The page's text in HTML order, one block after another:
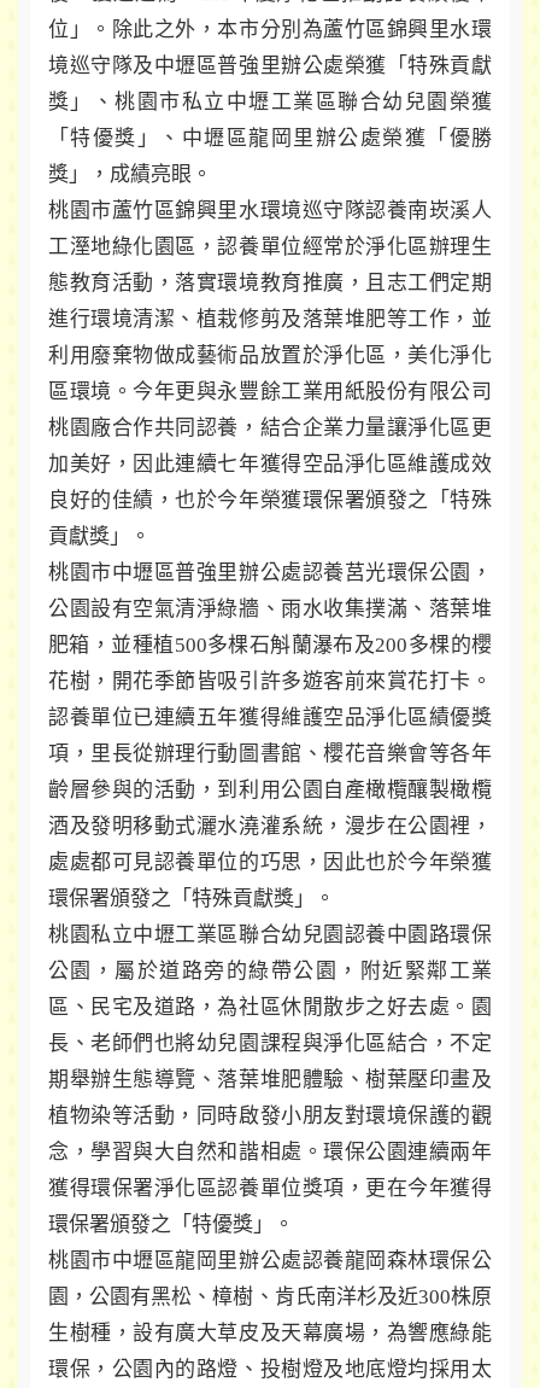
位」。除此之外，本市分別為蘆竹區錦興里水環
境巡守隊及中壢區普強里辦公處榮獲「特殊貢獻
獎」、桃園市私立中壢工業區聯合幼兒園榮獲
「特優獎」、中壢區龍岡里辦公處榮獲「優勝
獎」，成績亮眼。
桃園市蘆竹區錦興里水環境巡守隊認養南崁溪人
工溼地綠化園區，認養單位經常於淨化區辦理生
態教育活動，落實環境教育推廣，且志工們定期
進行環境清潔、植栽修剪及落葉堆肥等工作，並
利用廢棄物做成藝術品放置於淨化區，美化淨化
區環境。今年更與永豐餘工業用紙股份有限公司
桃園廠合作共同認養，結合企業力量讓淨化區更
加美好，因此連續七年獲得空品淨化區維護成效
良好的佳績，也於今年榮獲環保署頒發之「特殊
貢獻獎」。
桃園市中壢區普強里辦公處認養莒光環保公園，
公園設有空氣清淨綠牆、雨水收集撲滿、落葉堆
肥箱，並種植500多棵石斛蘭瀑布及200多棵的櫻
花樹，開花季節皆吸引許多遊客前來賞花打卡。
認養單位已連續五年獲得維護空品淨化區績優獎
項，里長從辦理行動圖書館、櫻花音樂會等各年
齡層參與的活動，到利用公園自產橄欖釀製橄欖
酒及發明移動式灑水澆灌系統，漫步在公園裡，
處處都可見認養單位的巧思，因此也於今年榮獲
環保署頒發之「特殊貢獻獎」。
桃園私立中壢工業區聯合幼兒園認養中園路環保
公園，屬於道路旁的綠帶公園，附近緊鄰工業
區、民宅及道路，為社區休閒散步之好去處。園
長、老師們也將幼兒園課程與淨化區結合，不定
期舉辦生態導覽、落葉堆肥體驗、樹葉壓印畫及
植物染等活動，同時啟發小朋友對環境保護的觀
念，學習與大自然和諧相處。環保公園連續兩年
獲得環保署淨化區認養單位獎項，更在今年獲得
環保署頒發之「特優獎」。
桃園市中壢區龍岡里辦公處認養龍岡森林環保公
園，公園有黑松、樟樹、肯氏南洋杉及近300株原
生樹種，設有廣大草皮及天幕廣場，為響應綠能
環保，公園內的路燈、投樹燈及地底燈均採用太